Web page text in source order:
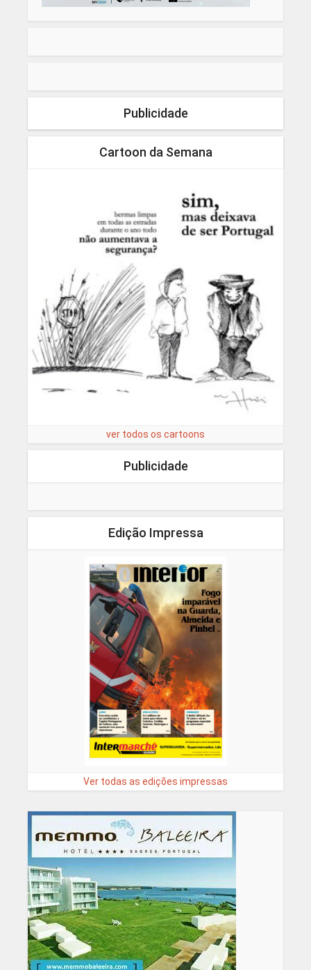
Publicidade
Cartoon da Semana
ver todos os cartoons
Publicidade
Edição Impressa
Ver todas as edições impressas